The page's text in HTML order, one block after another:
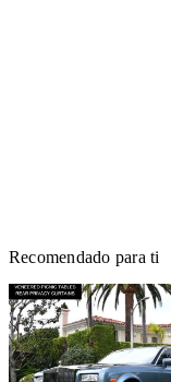
Recomendado para ti